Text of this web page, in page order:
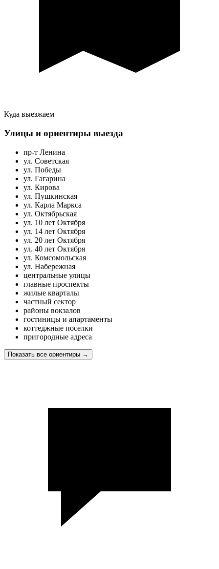
Куда выезжаем
Улицы и ориентиры выезда
пр-т Ленина
ул. Советская
ул. Победы
ул. Гагарина
ул. Кирова
ул. Пушкинская
ул. Карла Маркса
ул. Октябрьская
ул. 10 лет Октября
ул. 14 лет Октября
ул. 20 лет Октября
ул. 40 лет Октября
ул. Комсомольская
ул. Набережная
центральные улицы
главные проспекты
жилые кварталы
частный сектор
районы вокзалов
гостиницы и апартаменты
коттеджные поселки
пригородные адреса
Показать все ориентиры →